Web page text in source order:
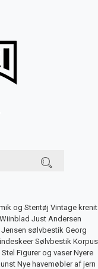
og Stentøj Vintage krenit
Just Andersen
Jensen sølvbestik Georg
Sølvbestik Korpus
Stel Figurer og vaser Nyere
Nye havemøbler af jern